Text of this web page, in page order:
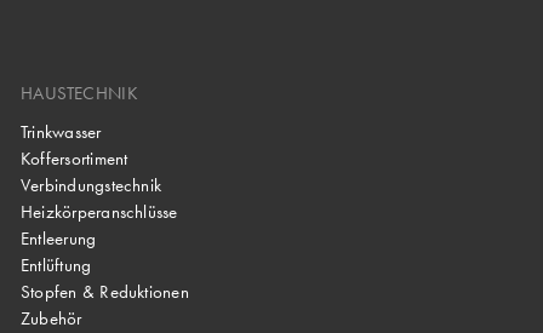
HAUSTECHNIK
Trinkwasser
Koffersortiment
Verbindungstechnik
Heizkörperanschlüsse
Entleerung
Entlüftung
Stopfen & Reduktionen
Zubehör